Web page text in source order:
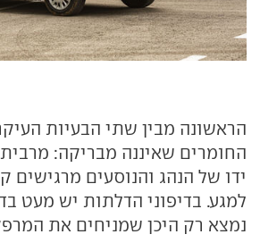
הראשונה מבין שתי הבעיות
החומרים שאיננה מבריקה:
ידו של הנהג והנוסעים מרגישים
למגע. בדיפוני הדלתות יש מעט
נמצא רק היכן שמניחים את